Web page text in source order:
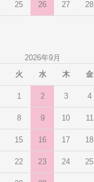
25 26 27 28
2026年9月
火 水 木 金
1 2 3 4
8 9 10 11
15 16 17 18
22 23 24 25